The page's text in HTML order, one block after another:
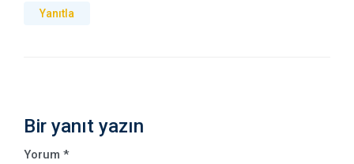
Yanıtla
Bir yanıt yazın
Yorum *